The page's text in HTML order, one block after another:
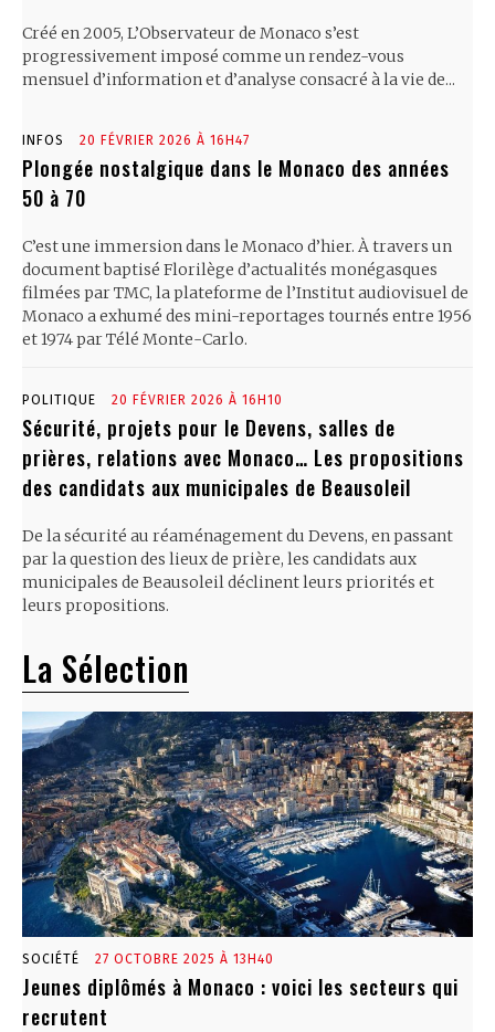
Créé en 2005, L’Observateur de Monaco s’est
progressivement imposé comme un rendez-vous
mensuel d’information et d’analyse consacré à la vie de...
INFOS 20 FÉVRIER 2026 À 16H47
Plongée nostalgique dans le Monaco des années
50 à 70
C’est une immersion dans le Monaco d’hier. À travers un
document baptisé Florilège d’actualités monégasques
filmées par TMC, la plateforme de l’Institut audiovisuel de
Monaco a exhumé des mini-reportages tournés entre 1956
et 1974 par Télé Monte-Carlo.
POLITIQUE 20 FÉVRIER 2026 À 16H10
Sécurité, projets pour le Devens, salles de
prières, relations avec Monaco… Les propositions
des candidats aux municipales de Beausoleil
De la sécurité au réaménagement du Devens, en passant
par la question des lieux de prière, les candidats aux
municipales de Beausoleil déclinent leurs priorités et
leurs propositions.
La Sélection
SOCIÉTÉ 27 OCTOBRE 2025 À 13H40
Jeunes diplômés à Monaco : voici les secteurs qui
recrutent